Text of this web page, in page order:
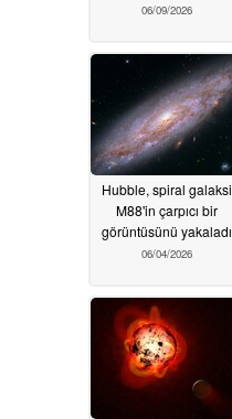
06/09/2026
Hubble, spiral galaksi
M88'in çarpıcı bir
görüntüsünü yakaladı
06/04/2026